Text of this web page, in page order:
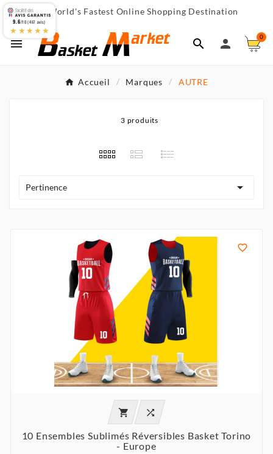
 World's Fastest Online Shopping Destination
  
0
Accueil Marques AUTRE
3 produits
Pertinence 

 
10 Ensembles Sublimés Réversibles Basket Torino
- Europe
9.6/10 (467 avis)
★★★★★